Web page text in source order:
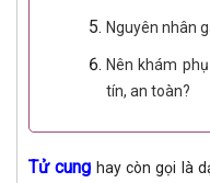
Nguyên nhân
Nên khám
tín, an toàn?
Tử cung hay còn gọi là